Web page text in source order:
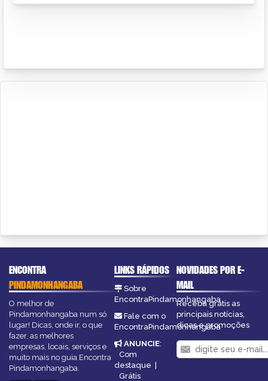
ENCONTRA
PINDAMONHANGABA
O melhor de
Pindamonhangaba num só
lugar! Dicas, onde ir, o que
fazer, as melhores
empresas, locais, serviços e
muito mais no guia Encontra
Pindamonhangaba.
LINKS RÁPIDOS
Sobre
EncontraPindamonhangaba
Fale com o
EncontraPindamonhangaba
ANUNCIE:
Com
destaque |
Grátis
NOVIDADES POR E-
MAIL
Receba grátis as
principais notícias,
dicas e promoções